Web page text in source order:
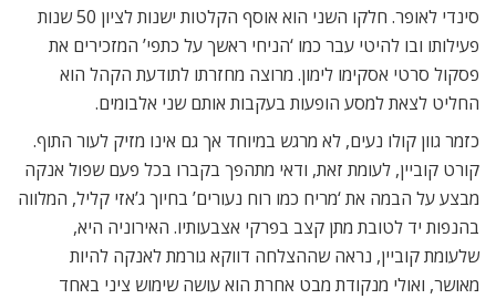
סינדי לאופר. חלקו השני הוא אוסף הקלטות ישנות לציון 50 שנות
פעילותו ובו להיטי עבר כמו ‘הניחי ראשך על כתפי’ המזכירים את
פסקול סרטי אסקימו לימון. מרוצה מחזרתו לתודעת הקהל הוא
החליט לצאת למסע הופעות בעקבות אותם שני אלבומים.
כזמר גוון קולו נעים, לא מרגש במיוחד אך גם אינו מזיק לעור התוף.
קורט קוביין, לעומת זאת, ודאי מתהפך בקברו בכל פעם שפול אנקה
מבצע על הבמה את ‘מריח כמו רוח נעורים’ בחיוך ג’אזי קליל, המלווה
בהנפות יד לטובת מתן קצב בפרקי אצבעותיו. האירוניה היא,
שלעומת קוביין, נראה שההצלחה דווקא גורמת לאנקה להיות
מאושר, ואולי מנקודת מבט אחרת הוא עושה שימוש ציני באחד